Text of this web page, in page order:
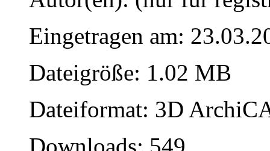
Eingetragen am:
Dateigröße: 1.02 MB
Dateiformat: 3D
Downloads: 549